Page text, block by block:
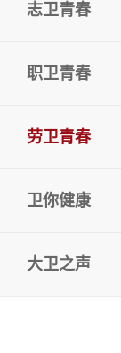
志卫青春
职卫青春
劳卫青春
卫你健康
大卫之声